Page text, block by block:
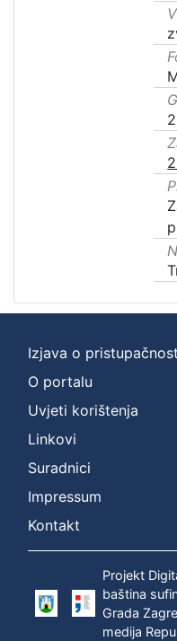
Izjava o
O portalu
Uvjeti korištenja
Linkovi
Suradnici
Impressum
Kontakt
Projekt
baština
Grada
medija